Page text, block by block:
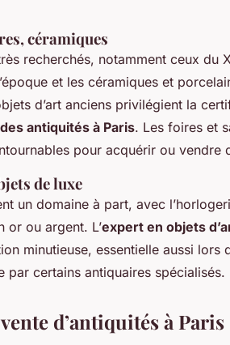
céramiques
recherchés, notamment ceux du
et les céramiques et
d’art anciens privilégient la
antiquités à Paris. Les foires et
pour acquérir ou
de luxe
un domaine à part, avec
or ou argent. L’expert en objets
minutieuse, essentielle aussi lors
par certains antiquaires spécialisés.
d’antiquités à Paris